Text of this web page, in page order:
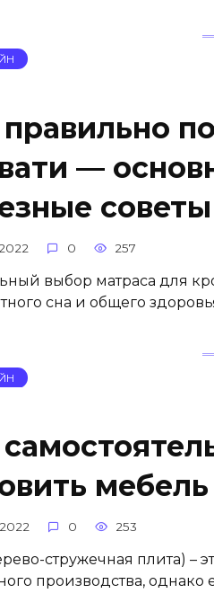
—
советы
0 257
выбор матраса для
сна и общего
0 253
стружечная плита) –
производства, однако